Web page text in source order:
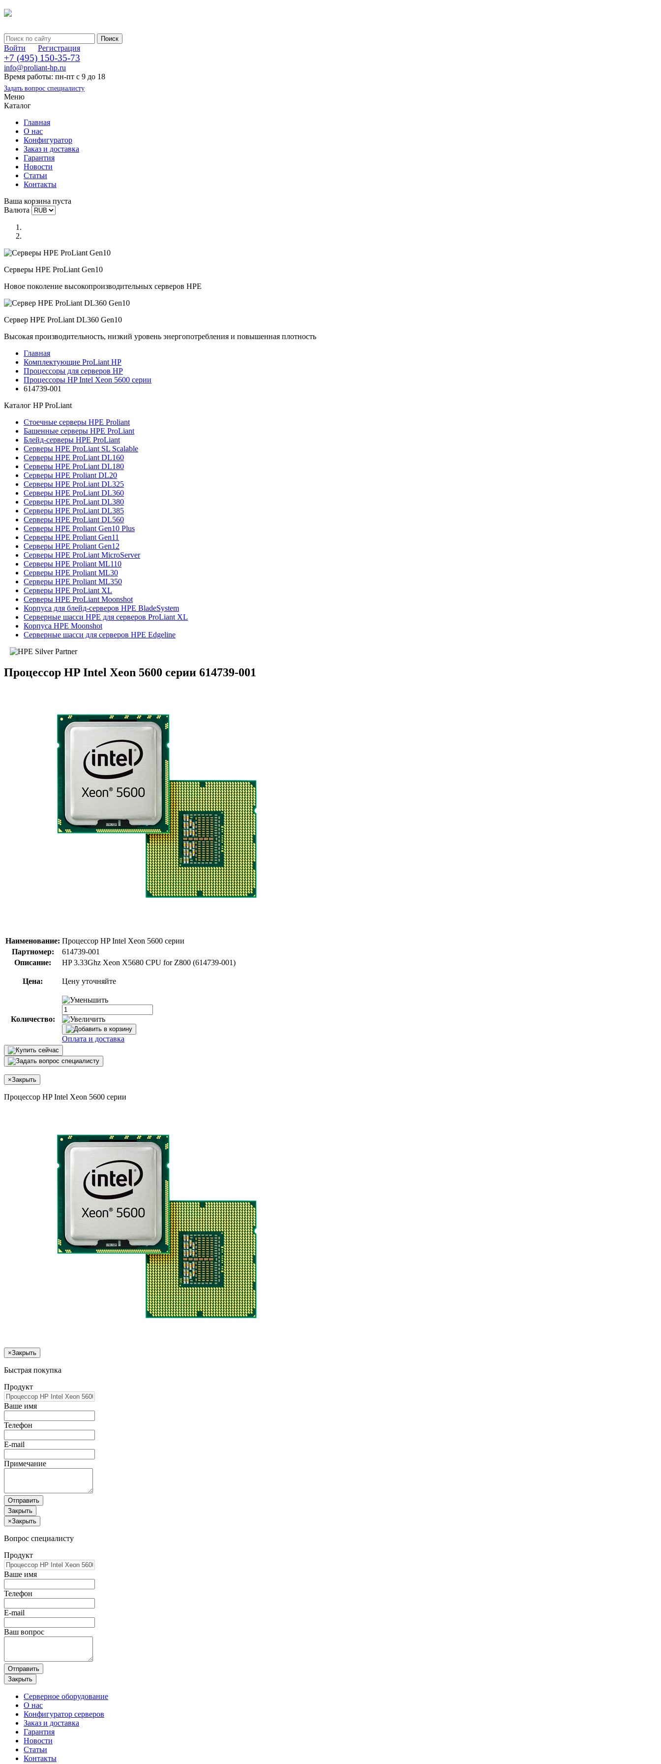
Войти Регистрация
+7 (495) 150-35-73
info@proliant-hp.ru
Время работы: пн-пт с 9 до 18
Задать вопрос специалисту
Меню
Каталог
Главная
О нас
Конфигуратор
Заказ и доставка
Гарантия
Новости
Статьи
Контакты
Ваша корзина пуста
Валюта
Серверы HPE ProLiant Gen10
Новое поколение высокопроизводительных серверов HPE
Сервер HPE ProLiant DL360 Gen10
Высокая производительность, низкий уровень энергопотребления и повышенная плотность
Главная
Комплектующие ProLiant HP
Процессоры для серверов HP
Процессоры HP Intel Xeon 5600 серии
614739-001
Каталог HP ProLiant
Стоечные серверы HPE Proliant
Башенные серверы HPE ProLiant
Блейд-серверы HPE ProLiant
Серверы HPE ProLiant SL Scalable
Серверы HPE ProLiant DL160
Серверы HPE ProLiant DL180
Серверы HPE Proliant DL20
Серверы HPE ProLiant DL325
Серверы HPE ProLiant DL360
Серверы HPE ProLiant DL380
Серверы HPE ProLiant DL385
Серверы HPE ProLiant DL560
Серверы HPE Proliant Gen10 Plus
Серверы HPE Proliant Gen11
Серверы HPE Proliant Gen12
Серверы HPE ProLiant MicroServer
Серверы HPE Proliant ML110
Серверы HPE Proliant ML30
Серверы HPE Proliant ML350
Серверы HPE ProLiant XL
Серверы HPE ProLiant Moonshot
Корпуса для блейд-серверов HPE BladeSystem
Серверные шасси HPE для серверов ProLiant XL
Корпуса HPE Moonshot
Серверные шасси для серверов HPE Edgeline
Процессор HP Intel Xeon 5600 серии 614739-001
Наименование: Процессор HP Intel Xeon 5600 серии
Партномер:
614739-001
Описание:
HP 3.33Ghz Xeon X5680 CPU for Z800 (614739-001)
Цена: Цену уточняйте
Количество:
Оплата и доставка
×Закрыть
Процессор HP Intel Xeon 5600 серии
×Закрыть
Быстрая покупка
Продукт
Ваше имя
Телефон
E-mail
Примечание
Отправить
Закрыть
×Закрыть
Вопрос специалисту
Продукт
Ваше имя
Телефон
E-mail
Ваш вопрос
Отправить
Закрыть
Серверное оборудование
О нас
Конфигуратор серверов
Заказ и доставка
Гарантия
Новости
Статьи
Контакты